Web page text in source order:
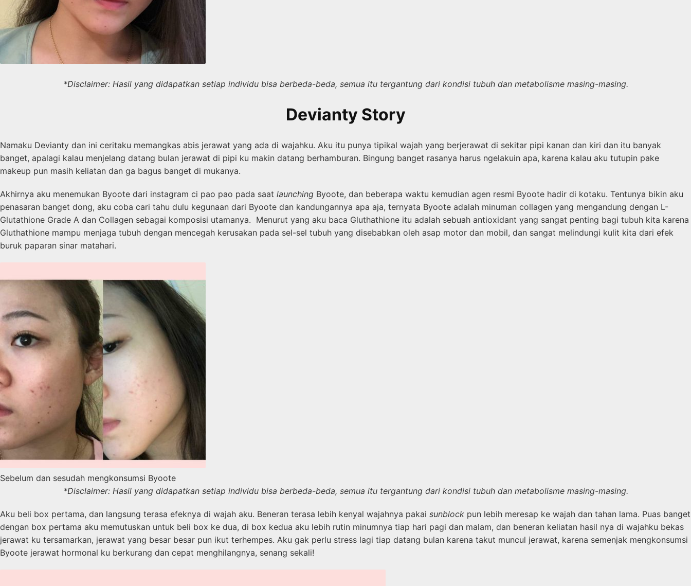
*Disclaimer: Hasil yang didapatkan setiap individu bisa berbeda-beda, semua itu tergantung dari kondisi tubuh dan metabolisme masing-masing.
Devianty Story
Namaku Devianty dan ini ceritaku memangkas abis jerawat yang ada di wajahku. Aku itu punya tipikal wajah yang berjerawat di sekitar pipi kanan dan kiri dan itu banyak
banget, apalagi kalau menjelang datang bulan jerawat di pipi ku makin datang berhamburan. Bingung banget rasanya harus ngelakuin apa, karena kalau aku tutupin pake
makeup pun masih keliatan dan ga bagus banget di mukanya.
Akhirnya aku menemukan Byoote dari instagram ci pao pao pada saat launching Byoote, dan beberapa waktu kemudian agen resmi Byoote hadir di kotaku. Tentunya bikin aku
penasaran banget dong, aku coba cari tahu dulu kegunaan dari Byoote dan kandungannya apa aja, ternyata Byoote adalah minuman collagen yang mengandung dengan L-
Glutathione Grade A dan Collagen sebagai komposisi utamanya. Menurut yang aku baca Gluthathione itu adalah sebuah antioxidant yang sangat penting bagi tubuh kita karena
Gluthathione mampu menjaga tubuh dengan mencegah kerusakan pada sel-sel tubuh yang disebabkan oleh asap motor dan mobil, dan sangat melindungi kulit kita dari efek
buruk paparan sinar matahari.
Sebelum dan sesudah mengkonsumsi Byoote
*Disclaimer: Hasil yang didapatkan setiap individu bisa berbeda-beda, semua itu tergantung dari kondisi tubuh dan metabolisme masing-masing.
Aku beli box pertama, dan langsung terasa efeknya di wajah aku. Beneran terasa lebih kenyal wajahnya pakai sunblock pun lebih meresap ke wajah dan tahan lama. Puas banget
dengan box pertama aku memutuskan untuk beli box ke dua, di box kedua aku lebih rutin minumnya tiap hari pagi dan malam, dan beneran keliatan hasil nya di wajahku bekas
jerawat ku tersamarkan, jerawat yang besar besar pun ikut terhempes. Aku gak perlu stress lagi tiap datang bulan karena takut muncul jerawat, karena semenjak mengkonsumsi
Byoote jerawat hormonal ku berkurang dan cepat menghilangnya, senang sekali!